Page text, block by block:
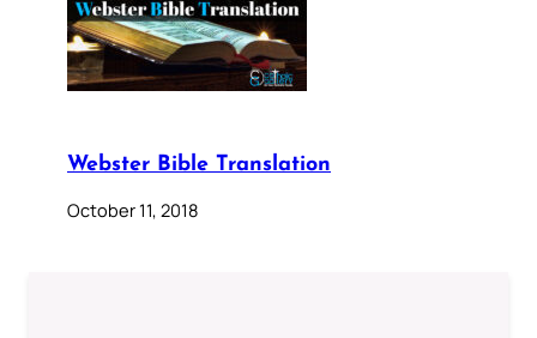
Webster Bible Translation
October 11, 2018